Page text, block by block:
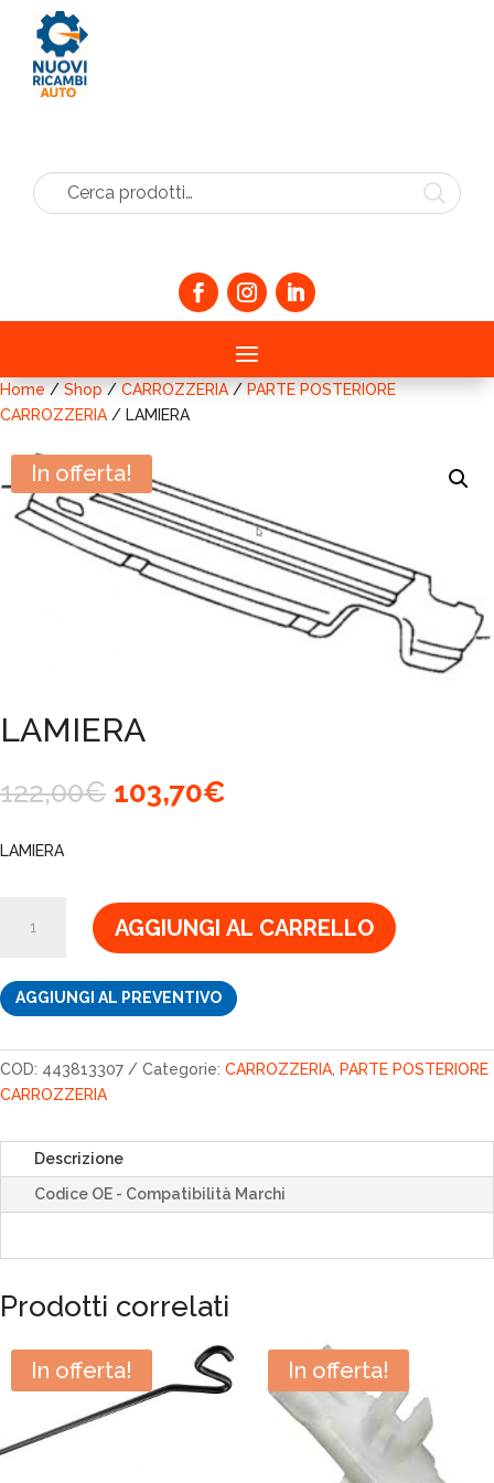
Cerca prodotti…
Home / Shop / CARROZZERIA/ PARTE POSTERIORE
CARROZZERIA/ LAMIERA
In offerta!
LAMIERA
122,00€ Il
prezzo
103,70€
LAMIERA
quantità
AGGIUNGI AL CARRELLO
AGGIUNGI AL PREVENTIVO
COD: 443813307 Categorie: CARROZZERIA PARTE POSTERIORE
CARROZZERIA
Descrizione
Codice OE - Compatibilità Marchi
Prodotti correlati
In offerta! In offerta!